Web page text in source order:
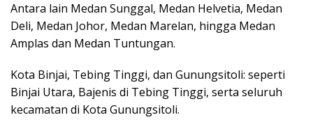
Antara lain Medan Sunggal, Medan Helvetia, Medan
Deli, Medan Johor, Medan Marelan, hingga Medan
Amplas dan Medan Tuntungan.
Kota Binjai, Tebing Tinggi, dan Gunungsitoli: seperti
Binjai Utara, Bajenis di Tebing Tinggi, serta seluruh
kecamatan di Kota Gunungsitoli.